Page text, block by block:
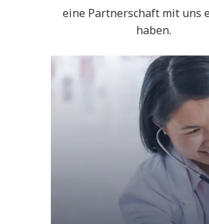
eine Partnerschaft mit uns
haben.